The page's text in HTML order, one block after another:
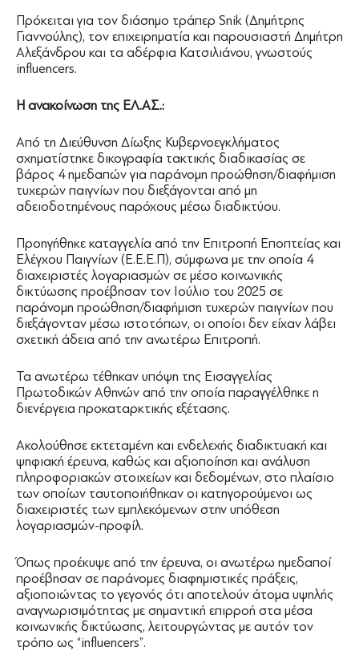
Πρόκειται για τον διάσημο τράπερ Snik (Δημήτρης
Γιαννούλης), τον επιχειρηματία και παρουσιαστή Δημήτρη
Αλεξάνδρου και τα αδέρφια Κατσιλιάνου, γνωστούς
influencers.
Η ανακοίνωση της ΕΛ.ΑΣ.:
Από τη Διεύθυνση Δίωξης Κυβερνοεγκλήματος
σχηματίστηκε δικογραφία τακτικής διαδικασίας σε
βάρος 4 ημεδαπών για παράνομη προώθηση/διαφήμιση
τυχερών παιγνίων που διεξάγονται από μη
αδειοδοτημένους παρόχους μέσω διαδικτύου.
Προηγήθηκε καταγγελία από την Επιτροπή Εποπτείας και
Ελέγχου Παιγνίων (Ε.Ε.Ε.Π), σύμφωνα με την οποία 4
διαχειριστές λογαριασμών σε μέσο κοινωνικής
δικτύωσης προέβησαν τον Ιούλιο του 2025 σε
παράνομη προώθηση/διαφήμιση τυχερών παιγνίων που
διεξάγονταν μέσω ιστοτόπων, οι οποίοι δεν είχαν λάβει
σχετική άδεια από την ανωτέρω Επιτροπή.
Τα ανωτέρω τέθηκαν υπόψη της Εισαγγελίας
Πρωτοδικών Αθηνών από την οποία παραγγέλθηκε η
διενέργεια προκαταρκτικής εξέτασης.
Ακολούθησε εκτεταμένη και ενδελεχής διαδικτυακή και
ψηφιακή έρευνα, καθώς και αξιοποίηση και ανάλυση
πληροφοριακών στοιχείων και δεδομένων, στο πλαίσιο
των οποίων ταυτοποιήθηκαν οι κατηγορούμενοι ως
διαχειριστές των εμπλεκόμενων στην υπόθεση
λογαριασμών-προφίλ.
Όπως προέκυψε από την έρευνα, οι ανωτέρω ημεδαποί
προέβησαν σε παράνομες διαφημιστικές πράξεις,
αξιοποιώντας το γεγονός ότι αποτελούν άτομα υψηλής
αναγνωρισιμότητας με σημαντική επιρροή στα μέσα
κοινωνικής δικτύωσης, λειτουργώντας με αυτόν τον
τρόπο ως “influencers”.